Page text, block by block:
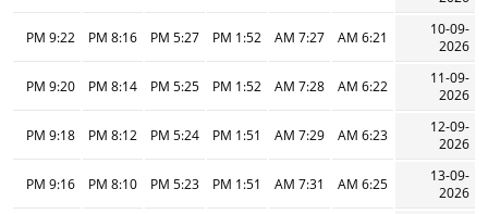
10-09-
2026
6:21 AM
7:27 AM
1:52 PM
5:27 PM
8:16 PM
9:22 PM
11-09-
2026
6:22 AM
7:28 AM
1:52 PM
5:25 PM
8:14 PM
9:20 PM
12-09-
2026
6:23 AM
7:29 AM
1:51 PM
5:24 PM
8:12 PM
9:18 PM
13-09-
2026
6:25 AM
7:31 AM
1:51 PM
5:23 PM
8:10 PM
9:16 PM